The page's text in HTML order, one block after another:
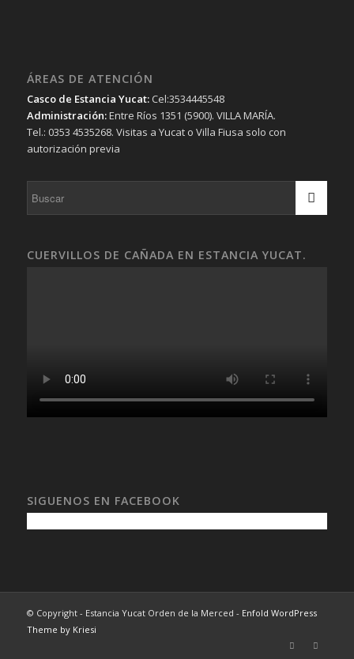
ÁREAS DE ATENCIÓN
Casco de Estancia Yucat:Cel:3534445548
Administración:Entre Ríos 1351 (5900). VILLA MARÍA.
Tel.: 0353 4535268. Visitas a Yucat o Villa Fiusa solo con
autorización previa
CUERVILLOS DE CAÑADA EN ESTANCIA YUCAT.
SIGUENOS EN FACEBOOK
© Copyright - Estancia Yucat Orden de la Merced - Enfold WordPress
Theme by Kriesi